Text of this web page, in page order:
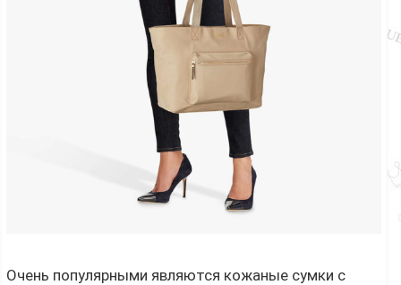
Очень популярными являются кожаные сумки с